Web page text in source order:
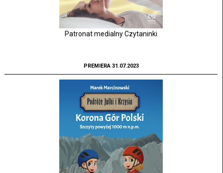
Patronat medialny Czytaninki
PREMIERA 31.07.2023